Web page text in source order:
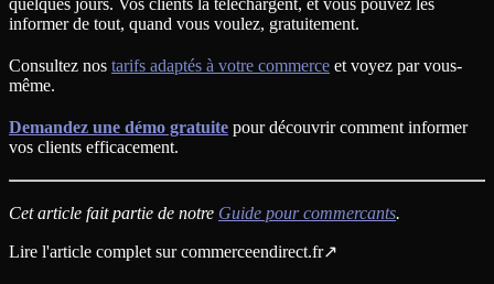
informer de tout, quand vous voulez, gratuitement.
Consultez nos tarifs adaptés à votre commerce et voyez par vous-
même.
Demandez une démo gratuite pour découvrir comment informer
vos clients efficacement.
Cet article fait partie de notre Guide pour commercants.
Lire l'article complet sur commerceendirect.fr↗